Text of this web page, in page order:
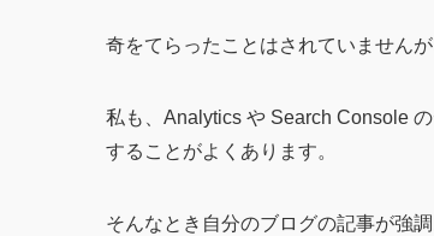
奇をてらったことはされていません
私も、Analytics や Search Console
することがよくあります。
そんなとき自分のブログの記事が強